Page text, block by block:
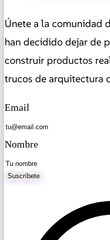
Únete a la comunidad
han decidido dejar de
construir productos
trucos de arquitectura
Email
Nombre
Suscríbete